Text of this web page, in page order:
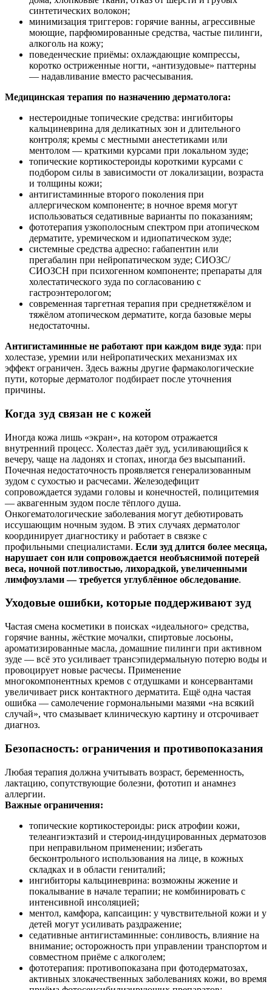
синтетических волокон;
минимизация триггеров: горячие ванны, агрессивные
моющие, парфюмированные средства, частые пилинги,
алкоголь на кожу;
поведенческие приёмы: охлаждающие компрессы,
коротко остриженные ногти, «антизудовые» паттерны
— надавливание вместо расчесывания.
Медицинская терапия по назначению дерматолога:
нестероидные топические средства: ингибиторы
кальциневрина для деликатных зон и длительного
контроля; кремы с местными анестетиками или
ментолом — краткими курсами при локальном зуде;
топические кортикостероиды короткими курсами с
подбором силы в зависимости от локализации, возраста
и толщины кожи;
антигистаминные второго поколения при
аллергическом компоненте; в ночное время могут
использоваться седативные варианты по показаниям;
фототерапия узкополосным спектром при атопическом
дерматите, уремическом и идиопатическом зуде;
системные средства адресно: габапентин или
прегабалин при нейропатическом зуде; СИОЗС/
СИОЗСН при психогенном компоненте; препараты для
холестатического зуда по согласованию с
гастроэнтерологом;
современная таргетная терапия при среднетяжёлом и
тяжёлом атопическом дерматите, когда базовые меры
недостаточны.
Антигистаминные не работают при каждом виде зуда: при
холестазе, уремии или нейропатических механизмах их
эффект ограничен. Здесь важны другие фармакологические
пути, которые дерматолог подбирает после уточнения
причины.
Когда зуд связан не с кожей
Иногда кожа лишь «экран», на котором отражается
внутренний процесс. Холестаз даёт зуд, усиливающийся к
вечеру, чаще на ладонях и стопах, иногда без высыпаний.
Почечная недостаточность проявляется генерализованным
зудом с сухостью и расчесами. Железодефицит
сопровождается зудами головы и конечностей, полицитемия
— аквагенным зудом после тёплого душа.
Онкогематологические заболевания могут дебютировать
иссушающим ночным зудом. В этих случаях дерматолог
координирует диагностику и работает в связке с
профильными специалистами. Если зуд длится более месяца,
нарушает сон или сопровождается необъяснимой потерей
веса, ночной потливостью, лихорадкой, увеличенными
лимфоузлами — требуется углублённое обследование.
Уходовые ошибки, которые поддерживают зуд
Частая смена косметики в поисках «идеального» средства,
горячие ванны, жёсткие мочалки, спиртовые лосьоны,
ароматизированные масла, домашние пилинги при активном
зуде — всё это усиливает трансэпидермальную потерю воды и
провоцирует новые расчесы. Применение
многокомпонентных кремов с отдушками и консервантами
увеличивает риск контактного дерматита. Ещё одна частая
ошибка — самолечение гормональными мазями «на всякий
случай», что смазывает клиническую картину и отсрочивает
диагноз.
Безопасность: ограничения и противопоказания
Любая терапия должна учитывать возраст, беременность,
лактацию, сопутствующие болезни, фототип и анамнез
аллергии.
Важные ограничения:
топические кортикостероиды: риск атрофии кожи,
телеангиэктазий и стероид‑индуцированных дерматозов
при неправильном применении; избегать
бесконтрольного использования на лице, в кожных
складках и в области гениталий;
ингибиторы кальциневрина: возможны жжение и
покалывание в начале терапии; не комбинировать с
интенсивной инсоляцией;
ментол, камфора, капсаицин: у чувствительной кожи и у
детей могут усиливать раздражение;
седативные антигистаминные: сонливость, влияние на
внимание; осторожность при управлении транспортом и
совместном приёме с алкоголем;
фототерапия: противопоказана при фотодерматозах,
активных злокачественных заболеваниях кожи, во время